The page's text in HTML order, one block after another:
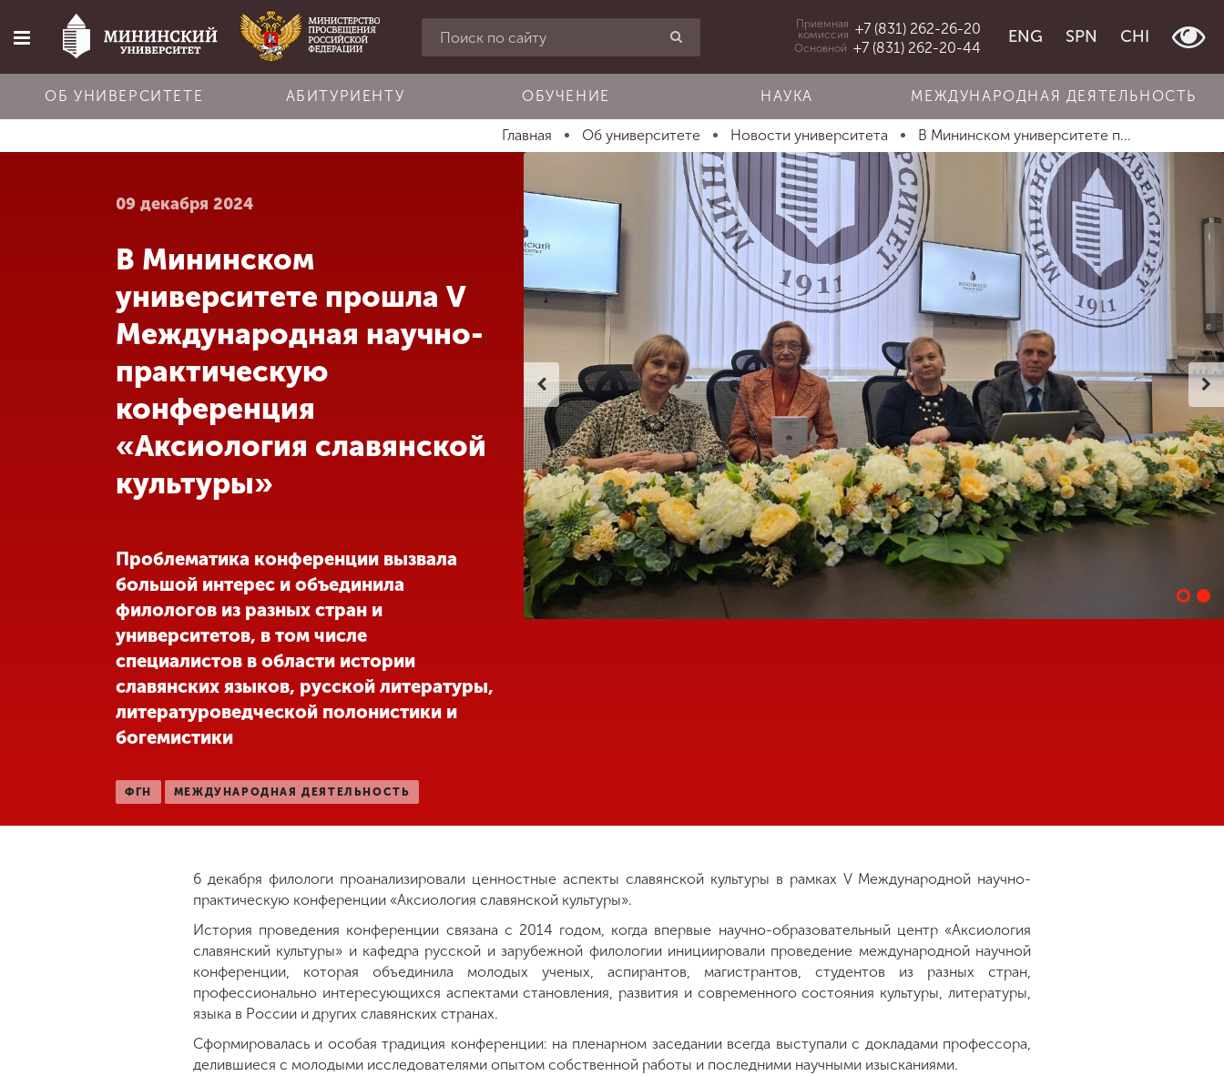
Главная
Об университете
Абитуриенту
Обучение
Международная
деятельность
Студенческая
Сведения об
образовательной
комиссия
+7 (831) 262-26-20
Приемная
комиссия +7 (831) 262-26-20
Основной +7 (831) 262-20-44
ENG SPN CHI
ОБ УНИВЕРСИТЕТЕ АБИТУРИЕНТУ ОБУЧЕНИЕ НАУКА МЕЖДУНАРОДНАЯ ДЕЯТЕЛЬНОСТЬ
Главная Об университете Новости университета В Мининском университете п...
09 декабря 2024
В Мининском
университете прошла V
Международная научно-
практическую
конференция
«Аксиология славянской
культуры»
Проблематика конференции вызвала
большой интерес и объединила
филологов из разных стран и
университетов, в том числе
специалистов в области истории
славянских языков, русской литературы,
литературоведческой полонистики и
богемистики
ФГН МЕЖДУНАРОДНАЯ ДЕЯТЕЛЬНОСТЬ
6 декабря филологи проанализировали ценностные аспекты славянской культуры в рамках V Международной научно-
практическую конференции «Аксиология славянской культуры».
История проведения конференции связана с 2014 годом, когда впервые научно-образовательный центр «Аксиология
славянский культуры» и кафедра русской и зарубежной филологии инициировали проведение международной научной
конференции, которая объединила молодых ученых, аспирантов, магистрантов, студентов из разных стран,
профессионально интересующихся аспектами становления, развития и современного состояния культуры, литературы,
языка в России и других славянских странах.
Сформировалась и особая традиция конференции: на пленарном заседании всегда выступали с докладами профессора,
делившиеся с молодыми исследователями опытом собственной работы и последними научными изысканиями.